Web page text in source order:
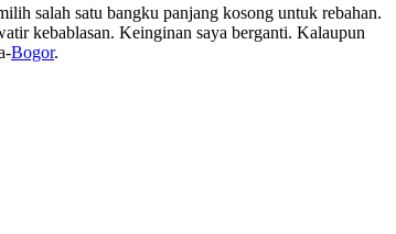
salah satu bangku panjang kosong untuk rebahan.
kebablasan. Keinginan saya berganti. Kalaupun
Bogor.